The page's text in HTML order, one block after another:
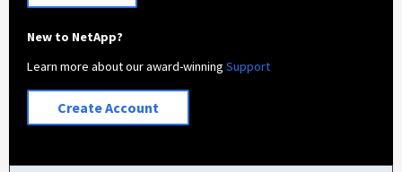
New to NetApp?
Learn more about our award-winningSupport
Create Account